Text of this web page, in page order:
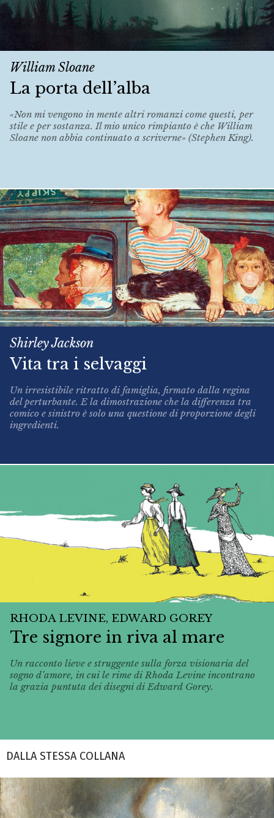
William Sloane
La porta dell’alba
«Non mi vengono in mente altri romanzi come questi, per
stile e per sostanza. Il mio unico rimpianto è che William
Sloane non abbia continuato a scriverne» (Stephen King).
Shirley Jackson
Vita tra i selvaggi
Un irresistibile ritratto di famiglia, firmato dalla regina
del perturbante. E la dimostrazione che la differenza tra
comico e sinistro è solo una questione di proporzione degli
ingredienti.
RHODA LEVINE, EDWARD GOREY
Tre signore in riva al mare
Un racconto lieve e struggente sulla forza visionaria del
sogno d’amore, in cui le rime di Rhoda Levine incontrano
la grazia puntuta dei disegni di Edward Gorey.
DALLA STESSA COLLANA